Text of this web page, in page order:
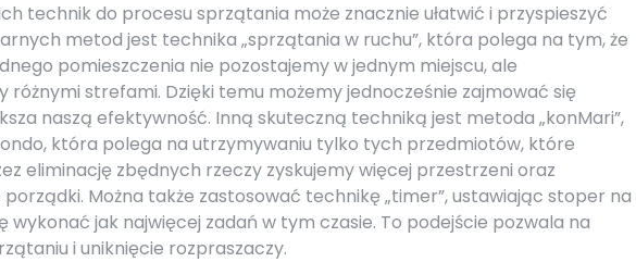
technik do procesu sprzątania może znacznie ułatwić i przyspieszyć
metod jest technika „sprzątania w ruchu”, która polega na tym, że
pomieszczenia nie pozostajemy w jednym miejscu, ale
różnymi strefami. Dzięki temu możemy jednocześnie zajmować się
naszą efektywność. Inną skuteczną techniką jest metoda „konMari”,
która polega na utrzymywaniu tylko tych przedmiotów, które
eliminację zbędnych rzeczy zyskujemy więcej przestrzeni oraz
Można także zastosować technikę „timer”, ustawiając stoper na
wykonać jak najwięcej zadań w tym czasie. To podejście pozwala na
i uniknięcie rozpraszaczy.